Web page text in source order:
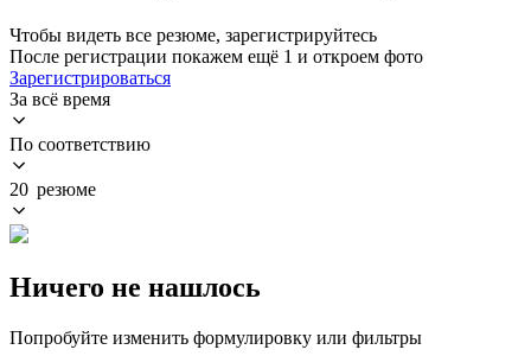
Чтобы видеть все резюме, зарегистрируйтесь
После регистрации покажем ещё 1 и откроем фото
Зарегистрироваться
За всё время
По соответствию
20 резюме
Ничего не нашлось
Попробуйте изменить формулировку или фильтры